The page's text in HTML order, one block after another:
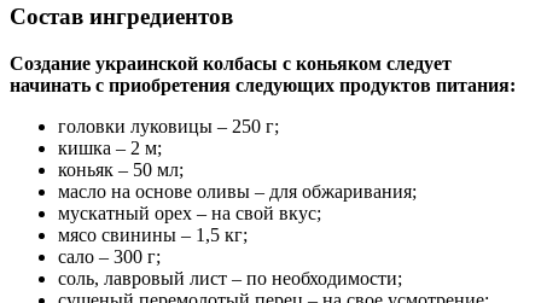
Состав ингредиентов
Создание украинской колбасы с коньяком следует
начинать с приобретения следующих продуктов питания:
головки луковицы – 250 г;
кишка – 2 м;
коньяк – 50 мл;
масло на основе оливы – для обжаривания;
мускатный орех – на свой вкус;
мясо свинины – 1,5 кг;
сало – 300 г;
соль, лавровый лист – по необходимости;